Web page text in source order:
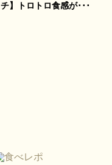
チ】トロトロ食感が･･･